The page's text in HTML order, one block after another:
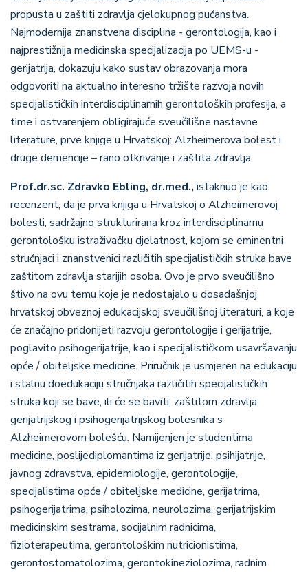
propusta u zaštiti zdravlja cjelokupnog pučanstva.
Najmodernija znanstvena disciplina - gerontologija, kao i
najprestižnija medicinska specijalizacija po UEMS-u -
gerijatrija, dokazuju kako sustav obrazovanja mora
odgovoriti na aktualno interesno tržište razvoja novih
specijalističkih interdisciplinarnih gerontoloških profesija, a
time i ostvarenjem obligirajuće sveučilišne nastavne
literature, prve knjige u Hrvatskoj: Alzheimerova bolest i
druge demencije – rano otkrivanje i zaštita zdravlja.
Prof.dr.sc. Zdravko Ebling, dr.med., istaknuo je kao
recenzent, da je prva knjiga u Hrvatskoj o Alzheimerovoj
bolesti, sadržajno strukturirana kroz interdisciplinarnu
gerontološku istraživačku djelatnost, kojom se eminentni
stručnjaci i znanstvenici različitih specijalističkih struka bave
zaštitom zdravlja starijih osoba. Ovo je prvo sveučilišno
štivo na ovu temu koje je nedostajalo u dosadašnjoj
hrvatskoj obveznoj edukacijskoj sveučilišnoj literaturi, a koje
će značajno pridonijeti razvoju gerontologije i gerijatrije,
poglavito psihogerijatrije, kao i specijalističkom usavršavanju
opće / obiteljske medicine. Priručnik je usmjeren na edukaciju
i stalnu doedukaciju stručnjaka različitih specijalističkih
struka koji se bave, ili će se baviti, zaštitom zdravlja
gerijatrijskog i psihogerijatrijskog bolesnika s
Alzheimerovom bolešću. Namijenjen je studentima
medicine, poslijediplomantima iz gerijatrije, psihijatrije,
javnog zdravstva, epidemiologije, gerontologije,
specijalistima opće / obiteljske medicine, gerijatrima,
psihogerijatrima, psiholozima, neurolozima, gerijatrijskim
medicinskim sestrama, socijalnim radnicima,
fizioterapeutima, gerontološkim nutricionistima,
gerontostomatolozima, gerontokineziolozima, radnim